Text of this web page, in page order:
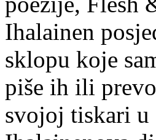
Ihalainen
sklopu koje
piše ih ili
svojoj tiskari